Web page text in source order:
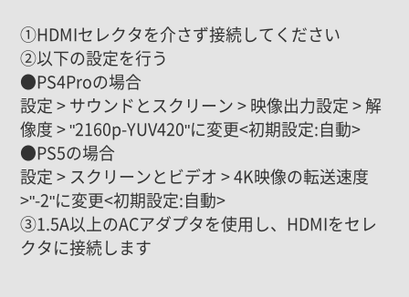
①HDMIセレクタを介さず接続してください
②以下の設定を行う
●PS4Proの場合
設定 > サウンドとスクリーン > 映像出力設定 > 解
像度 > "2160p-YUV420"に変更<初期設定:自動>
●PS5の場合
設定 > スクリーンとビデオ > 4K映像の転送速度
>"-2"に変更<初期設定:自動>
③1.5A以上のACアダプタを使用し、HDMIをセレ
クタに接続します